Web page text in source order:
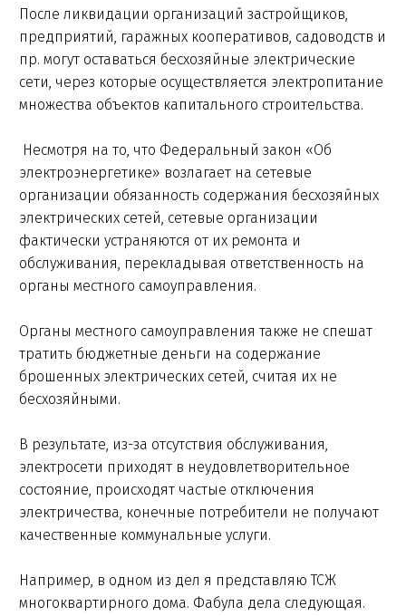
После ликвидации организаций застройщиков,
предприятий, гаражных кооперативов, садоводств и
пр. могут оставаться бесхозяйные электрические
сети, через которые осуществляется электропитание
множества объектов капитального строительства.
Несмотря на то, что Федеральный закон «Об
электроэнергетике» возлагает на сетевые
организации обязанность содержания бесхозяйных
электрических сетей, сетевые организации
фактически устраняются от их ремонта и
обслуживания, перекладывая ответственность на
органы местного самоуправления.
Органы местного самоуправления также не спешат
тратить бюджетные деньги на содержание
брошенных электрических сетей, считая их не
бесхозяйными.
В результате, из-за отсутствия обслуживания,
электросети приходят в неудовлетворительное
состояние, происходят частые отключения
электричества, конечные потребители не получают
качественные коммунальные услуги.
Например, в одном из дел я представляю ТСЖ
многоквартирного дома. Фабула дела следующая.